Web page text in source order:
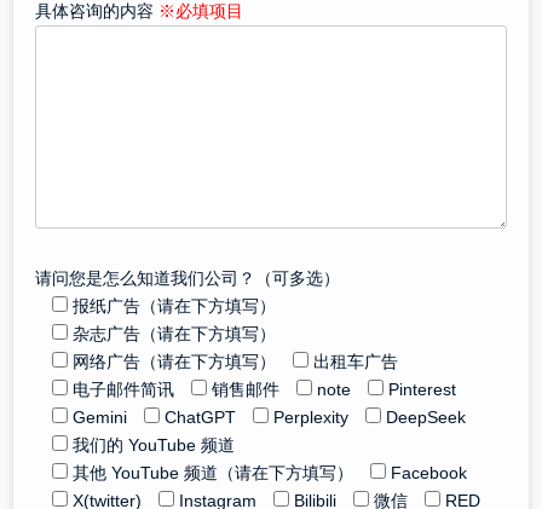
具体咨询的内容 ※必填项目
请问您是怎么知道我们公司？（可多选）
报纸广告（请在下方填写）
杂志广告（请在下方填写）
网络广告（请在下方填写）
出租车广告
电子邮件简讯
销售邮件 note
Pinterest
Gemini
ChatGPT Perplexity
DeepSeek
我们的 YouTube 频道
其他 YouTube 频道（请在下方填写）
Facebook
X(twitter)
Instagram Bilibili 微信
RED